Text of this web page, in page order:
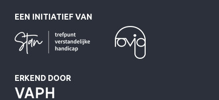
EEN INITIATIEF VAN
ERKEND DOOR